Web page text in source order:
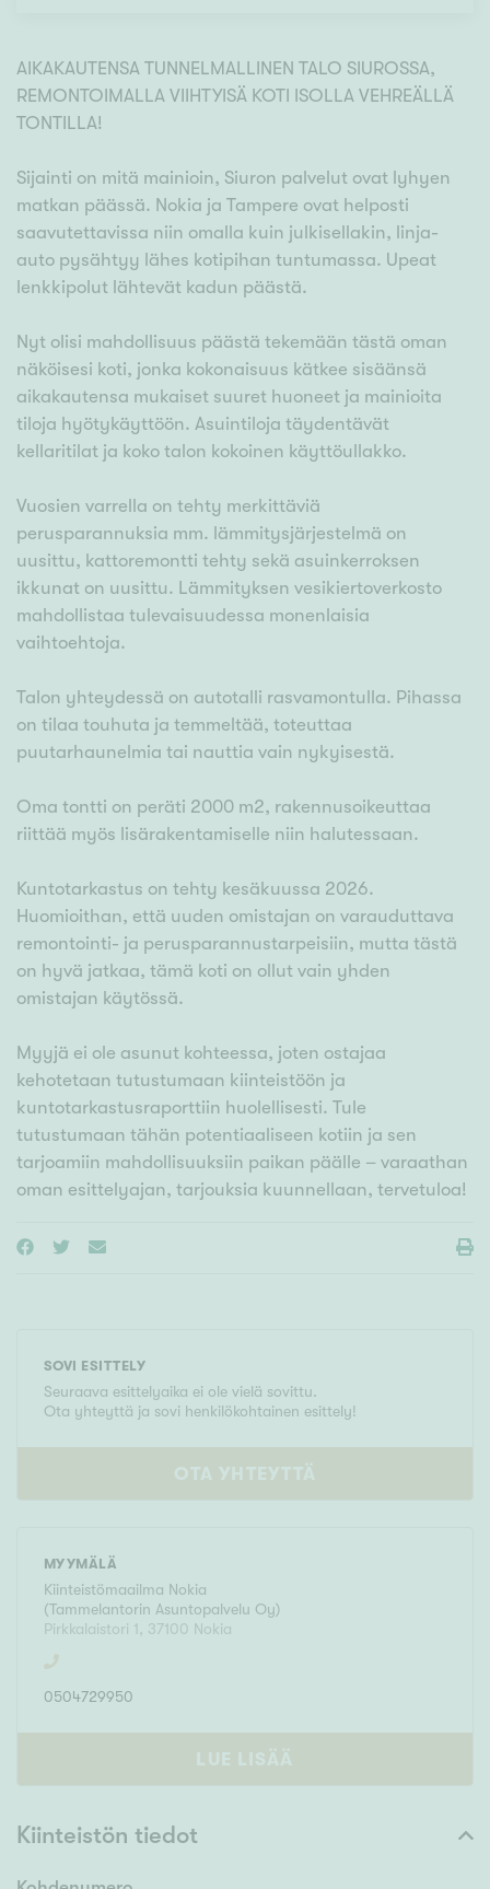
AIKAKAUTENSA TUNNELMALLINEN TALO SIUROSSA,
REMONTOIMALLA VIIHTYISÄ KOTI ISOLLA VEHREÄLLÄ
TONTILLA!
Sijainti on mitä mainioin, Siuron palvelut ovat lyhyen
matkan päässä. Nokia ja Tampere ovat helposti
saavutettavissa niin omalla kuin julkisellakin, linja-
auto pysähtyy lähes kotipihan tuntumassa. Upeat
lenkkipolut lähtevät kadun päästä.
Nyt olisi mahdollisuus päästä tekemään tästä oman
näköisesi koti, jonka kokonaisuus kätkee sisäänsä
aikakautensa mukaiset suuret huoneet ja mainioita
tiloja hyötykäyttöön. Asuintiloja täydentävät
kellaritilat ja koko talon kokoinen käyttöullakko.
Vuosien varrella on tehty merkittäviä
perusparannuksia mm. lämmitysjärjestelmä on
uusittu, kattoremontti tehty sekä asuinkerroksen
ikkunat on uusittu. Lämmityksen vesikiertoverkosto
mahdollistaa tulevaisuudessa monenlaisia
vaihtoehtoja.
Talon yhteydessä on autotalli rasvamontulla. Pihassa
on tilaa touhuta ja temmeltää, toteuttaa
puutarhaunelmia tai nauttia vain nykyisestä.
Oma tontti on peräti 2000 m2, rakennusoikeuttaa
riittää myös lisärakentamiselle niin halutessaan.
Kuntotarkastus on tehty kesäkuussa 2026.
Huomioithan, että uuden omistajan on varauduttava
remontointi- ja perusparannustarpeisiin, mutta tästä
on hyvä jatkaa, tämä koti on ollut vain yhden
omistajan käytössä.
Myyjä ei ole asunut kohteessa, joten ostajaa
kehotetaan tutustumaan kiinteistöön ja
kuntotarkastusraporttiin huolellisesti. Tule
tutustumaan tähän potentiaaliseen kotiin ja sen
tarjoamiin mahdollisuuksiin paikan päälle – varaathan
oman esittelyajan, tarjouksia kuunnellaan, tervetuloa!
SOVI ESITTELY
Seuraava esittelyaika ei ole vielä sovittu.
Ota yhteyttä ja sovi henkilökohtainen esittely!
OTA YHTEYTTÄ
MYYMÄLÄ
Kiinteistömaailma Nokia
(Tammelantorin Asuntopalvelu Oy)
Pirkkalaistori 1 , 37100 Nokia
0504729950
LUE LISÄÄ
Kiinteistön tiedot